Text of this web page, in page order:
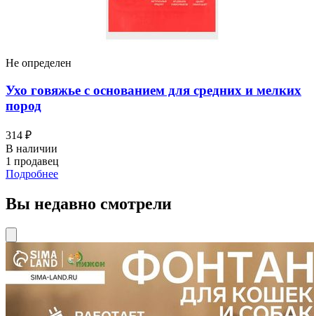
Не определен
Ухо говяжье с основанием для средних и мелких
пород
314 ₽
В наличии
1 продавец
Подробнее
Вы недавно смотрели